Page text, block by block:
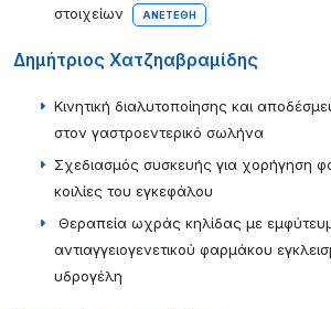
στοιχείων
ΑΝΕΤΈΘΗ
Δημήτριος Χατζηαβραμίδης
Κινητική διαλυτοποίησης και
στον γαστροεντερικό σωλήνα
Σχεδιασμός συσκευής για χορήγηση
κοιλίες του εγκεφάλου
Θεραπεία ωχράς κηλίδας με
αντιαγγειογενετικού φαρμάκου
υδρογέλη